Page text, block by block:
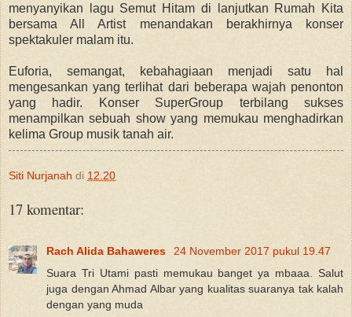
menyanyikan lagu Semut Hitam di lanjutkan Rumah Kita
bersama All Artist menandakan berakhirnya konser
spektakuler malam itu.
Euforia, semangat, kebahagiaan menjadi satu hal
mengesankan yang terlihat dari beberapa wajah penonton
yang hadir. Konser SuperGroup terbilang sukses
menampilkan sebuah show yang memukau menghadirkan
kelima Group musik tanah air.
Siti Nurjanah di 12.20
17 komentar:
Rach Alida Bahaweres
24 November 2017 pukul 19.47
Suara Tri Utami pasti memukau banget ya mbaaa. Salut
juga dengan Ahmad Albar yang kualitas suaranya tak kalah
dengan yang muda